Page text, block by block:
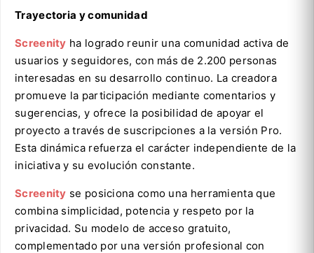
Trayectoria y comunidad
Screenity ha logrado reunir una comunidad activa de
usuarios y seguidores, con más de 2.200 personas
interesadas en su desarrollo continuo. La creadora
promueve la participación mediante comentarios y
sugerencias, y ofrece la posibilidad de apoyar el
proyecto a través de suscripciones a la versión Pro.
Esta dinámica refuerza el carácter independiente de la
iniciativa y su evolución constante.
Screenity se posiciona como una herramienta que
combina simplicidad, potencia y respeto por la
privacidad. Su modelo de acceso gratuito,
complementado por una versión profesional con